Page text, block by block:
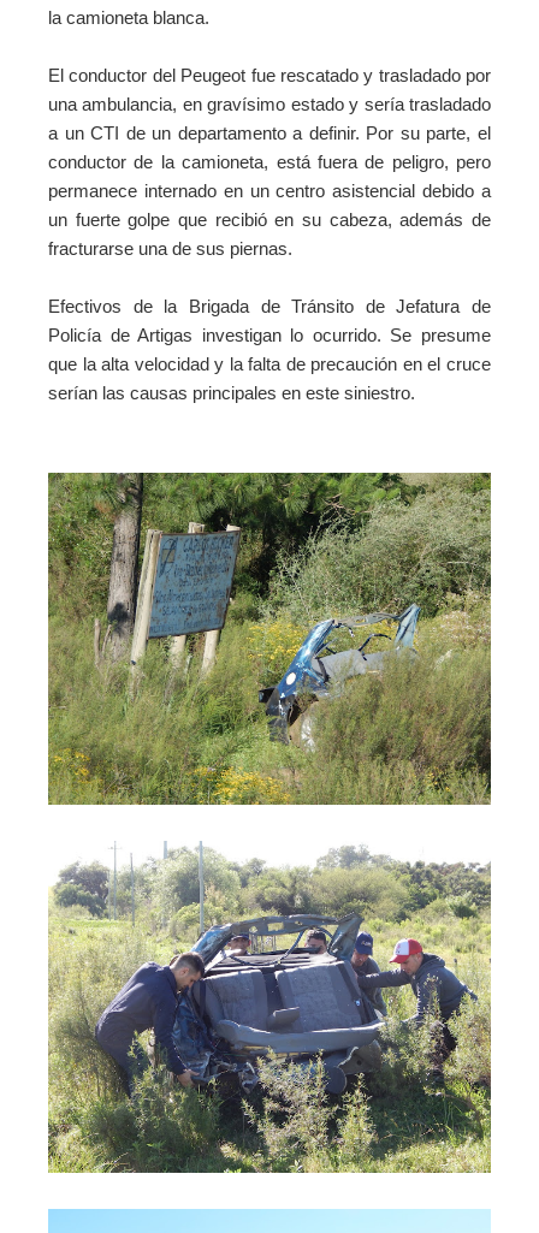
la camioneta blanca.
El conductor del Peugeot fue rescatado y trasladado por
una ambulancia, en gravísimo estado y sería trasladado
a un CTI de un departamento a definir. Por su parte, el
conductor de la camioneta, está fuera de peligro, pero
permanece internado en un centro asistencial debido a
un fuerte golpe que recibió en su cabeza, además de
fracturarse una de sus piernas.
Efectivos de la Brigada de Tránsito de Jefatura de
Policía de Artigas investigan lo ocurrido. Se presume
que la alta velocidad y la falta de precaución en el cruce
serían las causas principales en este siniestro.